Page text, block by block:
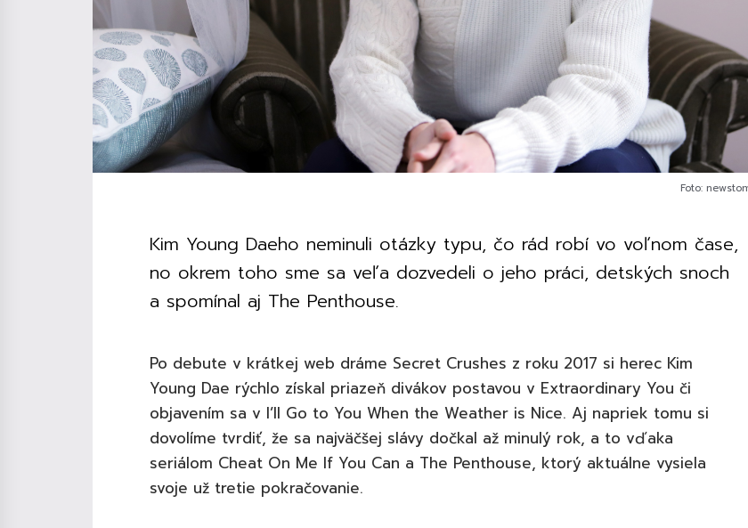
Foto:
Kim Young Daeho neminuli otázky typu, čo rád robí vo voľnom čase,
no okrem toho sme sa veľa dozvedeli o jeho práci, detských snoch
a spomínal aj The Penthouse.
Po debute v krátkej web dráme Secret Crushes z roku 2017 si herec Kim
Young Dae rýchlo získal priazeň divákov postavou v Extraordinary You či
objavením sa v I’ll Go to You When the Weather is Nice. Aj napriek tomu si
dovolíme tvrdiť, že sa najväčšej slávy dočkal až minulý rok, a to vďaka
seriálom Cheat On Me If You Can a The Penthouse, ktorý aktuálne vysiela
svoje už tretie pokračovanie.